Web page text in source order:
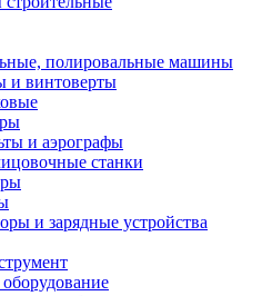
полировальные машины
и винтоверты
и аэрографы
станки
и зарядные устройства